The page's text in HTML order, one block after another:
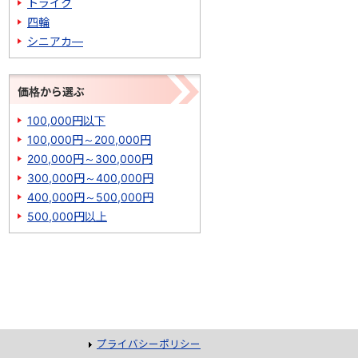
四輪
シニアカ―
価格から選ぶ
100,000円以下
100,000円～200,000円
200,000円～300,000円
300,000円～400,000円
400,000円～500,000円
500,000円以上
プライバシーポリシー